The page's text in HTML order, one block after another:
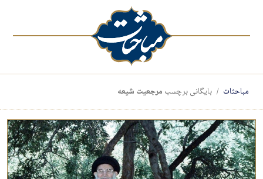
مباحثات بایگانی برچسب مرجعیت شیعه